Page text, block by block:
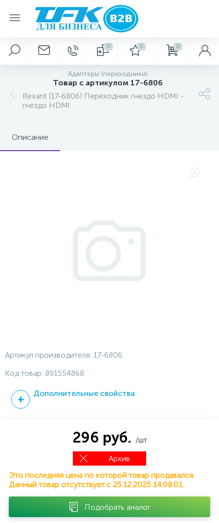
0 0 0
Адаптеры (переходники)
Товар с артикулом 17-6806
Rexant (17-6806) Переходник гнездо HDMI -
гнездо HDMI
Описание
Артикул производителя: 17-6806
Код товар: 891554868
Дополнительные свойства
296 руб. /шт
Архив
Это последняя цена по которой товар продавался.
Данный товар отсутствует с 25.12.2025 14:08:01.
Подобрать аналог